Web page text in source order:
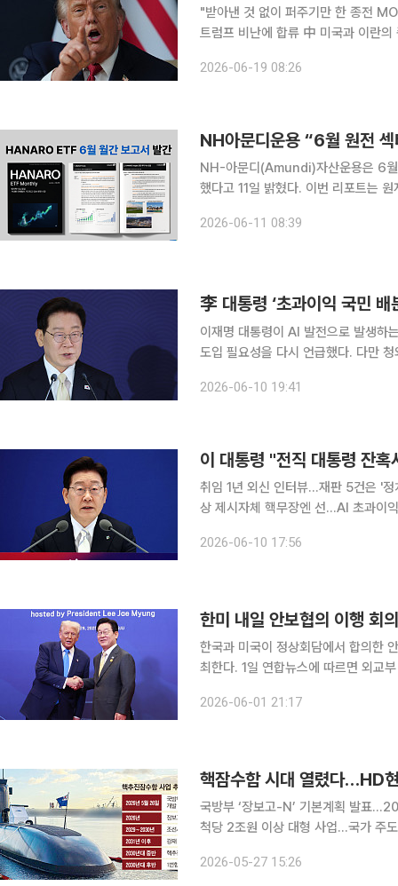
"받아낸 것 없이 퍼주기만 한 종전
트럼프 비난에 합류 中 미국과 이란의 종전 양해각서(MOU) 체결 이후 미국 정치권에서 도널드 트
2026-06-19 08:26
NH아문디운용 “6월 원전
NH-아문디(Amundi)자산운용은 6
했다고 11일 밝혔다. 이번 리포트는 원자력 섹터를 둘러싼 투자 이슈를 집중적으로 점검했다. 국내
승 폭이 컸던 건설·전력기기 대형주를
2026-06-11 08:39
李 대통령 ‘초과이익 국민
이재명 대통령이 AI 발전으로 발생하
도입 필요성을 다시 언급했다. 다만
공개한 인터뷰에 따르면 이 대통령은
2026-06-10 19:41
이 대통령 "전직 대통령 잔
취임 1년 외신 인터뷰…재판 5건은 '
상 제시자체 핵무장엔 선…AI 초과이익은 기본소득식 환
을 내놨다. 취임 1년을 맞아 자신의 거
2026-06-10 17:56
한미 내일 안보협의 이행 회
한국과 미국이 정상회담에서 합의한
최한다. 1일 연합뉴스에 따르면 외교부 청사에서 열리는 발족 회의는 2일 오전 10시에 시작돼 3일
회의를 주재하고 양측 국가안보실 주
2026-06-01 21:17
핵잠수함 시대 열렸다…HD
국방부 ‘장보고-N’ 기본계획 발표
척당 2조원 이상 대형 사업…국가 주도 컨소시엄 가능성 거
후반 전력화를 목표로 핵추진잠수함
2026-05-27 15:26